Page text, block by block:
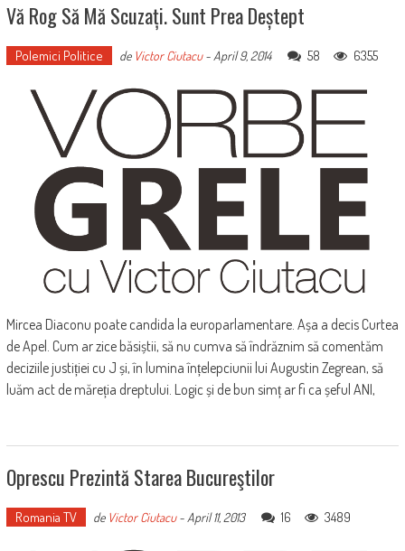
Vă Rog Să Mă Scuzați. Sunt Prea Deștept
Polemici Politice de Victor Ciutacu-April 9, 2014 58 6355
Mircea Diaconu poate candida la europarlamentare. Așa a decis Curtea
de Apel. Cum ar zice băsiștii, să nu cumva să îndrăznim să comentăm
deciziile justiției cu J și, în lumina înțelepciunii lui Augustin Zegrean, să
luăm act de măreția dreptului. Logic și de bun simț ar fi ca șeful ANI,
Oprescu Prezintă Starea Bucureştilor
Romania TV de Victor Ciutacu-April 11, 2013 16 3489